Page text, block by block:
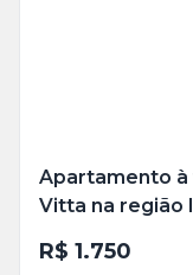
Apartamento à
Vitta na região
R$ 1.750